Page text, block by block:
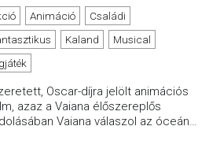
Animáció
Családi
Kaland
Musical
Oscar-díjra jelölt animációs
azaz a Vaiana élőszereplős
Vaiana válaszol az óceán…